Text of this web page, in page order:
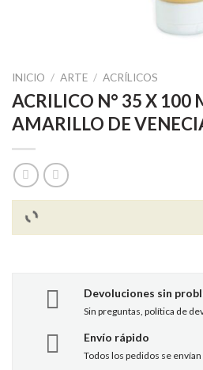
INICIO / ARTE / ACRÍLICOS
ACRILICO N° 35 X 100
AMARILLO DE
Devoluciones sin
Sin preguntas, política de
Envío rápido
Todos los pedidos se envían